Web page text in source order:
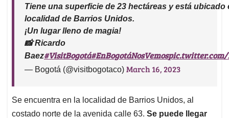
Tiene una superficie de 23 hectáreas y está ubicado
localidad de Barrios Unidos.
¡Un lugar lleno de magia!
📸 Ricardo
Baez#VisitBogotá#EnBogotáNosVemospic.twitter.com/
— Bogotá (@visitbogotaco) March 16, 2023
Se encuentra en la localidad de Barrios Unidos, al
costado norte de la avenida calle 63. Se puede llegar